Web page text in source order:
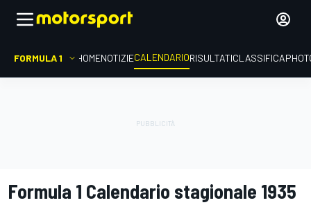
FORMULA 1 HOMENOTIZIECALENDARIORISULTATICLASSIFICA
Formula 1 Calendario stagionale 1935